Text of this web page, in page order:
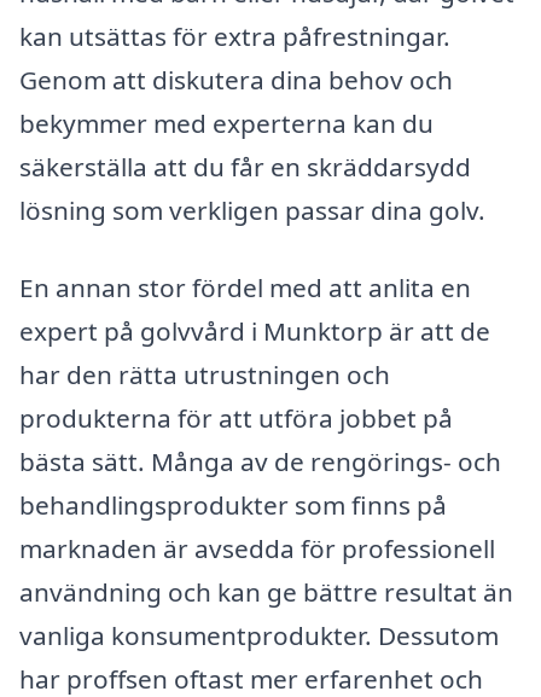
kan utsättas för extra påfrestningar.
Genom att diskutera dina behov och
bekymmer med experterna kan du
säkerställa att du får en skräddarsydd
lösning som verkligen passar dina golv.
En annan stor fördel med att anlita en
expert på golvvård i Munktorp är att de
har den rätta utrustningen och
produkterna för att utföra jobbet på
bästa sätt. Många av de rengörings- och
behandlingsprodukter som finns på
marknaden är avsedda för professionell
användning och kan ge bättre resultat än
vanliga konsumentprodukter. Dessutom
har proffsen oftast mer erfarenhet och